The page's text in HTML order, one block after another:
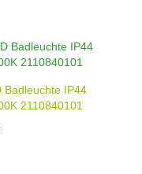
Badleuchte IP44
2110840101